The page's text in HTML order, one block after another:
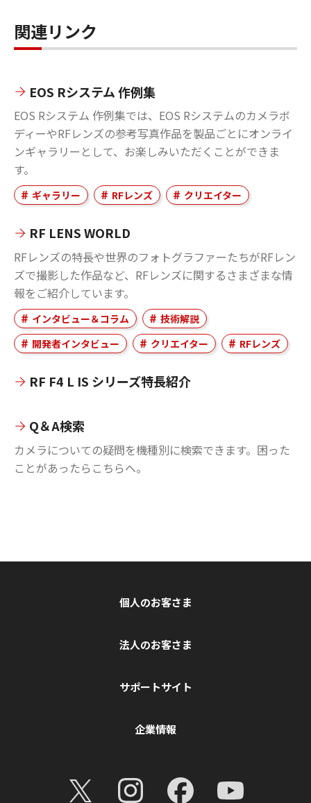
関連リンク
EOS Rシステム 作例集
EOS Rシステム 作例集では、EOS Rシステムのカメラボ
ディーやRFレンズの参考写真作品を製品ごとにオンライ
ンギャラリーとして、お楽しみいただくことができま
す。
ギャラリー RFレンズ クリエイター
RF LENS WORLD
RFレンズの特長や世界のフォトグラファーたちがRFレン
ズで撮影した作品など、RFレンズに関するさまざまな情
報をご紹介しています。
インタビュー＆コラム
技術解説
開発者インタビュー
クリエイター RFレンズ
RF F4 L IS シリーズ特長紹介
Q＆A検索
カメラについての疑問を機種別に検索できます。困った
ことがあったらこちらへ。
個人のお客さま
法人のお客さま
サポートサイト
企業情報